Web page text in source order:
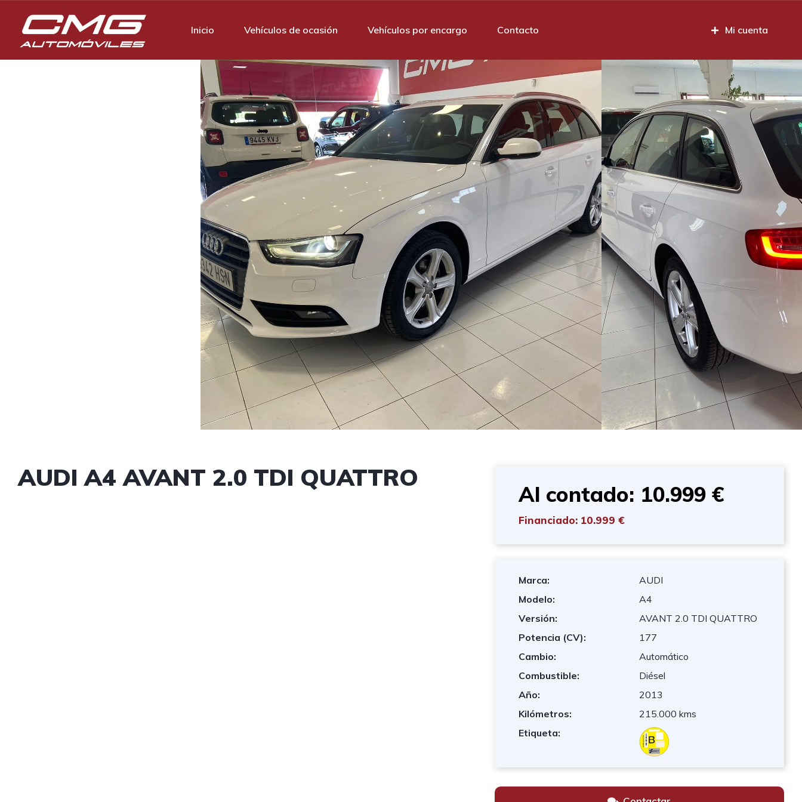
Inicio Vehículos de ocasión Vehículos por encargo Contacto Mi cuenta
AUDI A4 AVANT 2.0 TDI QUATTRO
Al contado: 10.999 €
Financiado: 10.999 €
Marca:
AUDI
Modelo:
A4
Versión:
AVANT 2.0 TDI QUATTRO
Potencia (CV):
177
Cambio:
Automático
Combustible:
Diésel
Año:
2013
Kilómetros:
215.000 kms
Etiqueta: